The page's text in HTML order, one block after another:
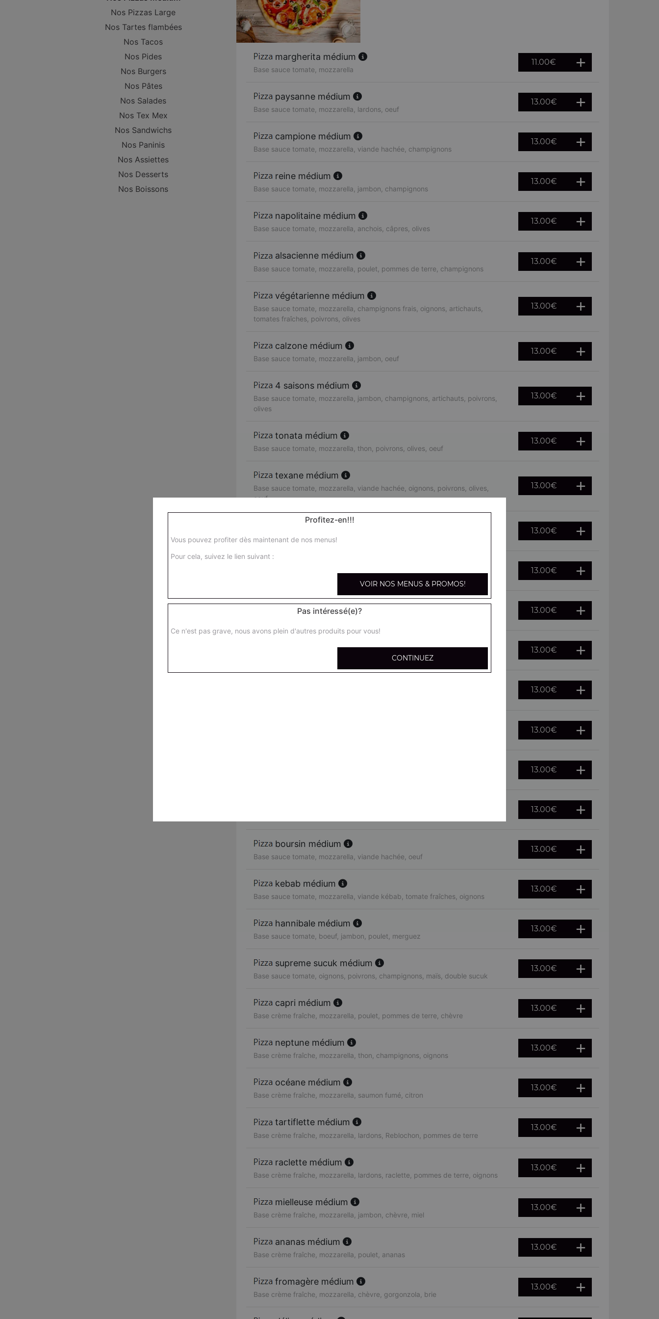
Nos Pizzas Large
Nos Tartes flambées
Nos Tacos
Nos Pides
Nos Burgers
Nos Pâtes
Nos Salades
Nos Tex Mex
Nos Sandwichs
Nos Paninis
Nos Assiettes
Nos Desserts
Nos Boissons
margherita médium
Base sauce tomate, mozzarella
11.00€
paysanne médium
Base sauce tomate, mozzarella, lardons, oeuf
13.00€
campione médium
Base sauce tomate, mozzarella, viande hachée, champignons
13.00€
reine médium
Base sauce tomate, mozzarella, jambon, champignons
13.00€
napolitaine médium
Base sauce tomate, mozzarella, anchois, câpres, olives
13.00€
alsacienne médium
Base sauce tomate, mozzarella, poulet, pommes de terre, champignons
13.00€
végétarienne médium
Base sauce tomate, mozzarella, champignons frais, oignons, artichauts,
tomates fraîches, poivrons, olives
13.00€
calzone médium
Base sauce tomate, mozzarella, jambon, oeuf
13.00€
4 saisons médium
Base sauce tomate, mozzarella, jambon, champignons, artichauts, poivrons,
olives
13.00€
tonata médium
Base sauce tomate, mozzarella, thon, poivrons, olives, oeuf
13.00€
texane médium
Base sauce tomate, mozzarella, viande hachée, oignons, poivrons, olives,
oeuf
13.00€
orientale médium
Base sauce tomate, mozzarella, merguez, poivrons, olives, oeuf
13.00€
13.00€
fruits de mer médium
Base sauce tomate, mozzarella, cocktail de fruits de mer, citron
13.00€
arménienne médium
Base sauce tomate, mozzarella, pepperoni, feta, tomates fraîches
13.00€
13.00€
13.00€
13.00€
13.00€
boursin médium
Base sauce tomate, mozzarella, viande hachée, oeuf
13.00€
kebab médium
Base sauce tomate, mozzarella, viande kébab, tomate fraîches, oignons
13.00€
hannibale médium
Base sauce tomate, boeuf, jambon, poulet, merguez
13.00€
supreme sucuk médium
Base sauce tomate, oignons, poivrons, champignons, maïs, double sucuk
13.00€
capri médium
Base crème fraîche, mozzarella, poulet, pommes de terre, chèvre
13.00€
neptune médium
Base crème fraîche, mozzarella, thon, champignons, oignons
13.00€
océane médium
Base crème fraîche, mozzarella, saumon fumé, citron
13.00€
tartiflette médium
Base crème fraîche, mozzarella, lardons, Reblochon, pommes de terre
13.00€
raclette médium
Base crème fraîche, mozzarella, lardons, raclette, pommes de terre, oignons
13.00€
mielleuse médium
Base crème fraîche, mozzarella, jambon, chèvre, miel
13.00€
ananas médium
Base crème fraîche, mozzarella, poulet, ananas
13.00€
fromagère médium
Base crème fraîche, mozzarella, chèvre, gorgonzola, brie
13.00€
Profitez-en!!!
Vous pouvez profiter dès maintenant de nos menus!
Pour cela, suivez le lien suivant :
VOIR NOS MENUS & PROMOS!
Pas intéressé(e)?
Ce n'est pas grave, nous avons plein d'autres produits pour vous!
CONTINUEZ